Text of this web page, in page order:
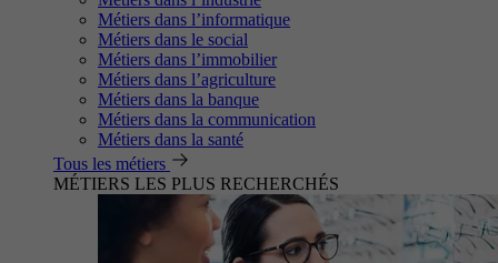
Métiers dans l’informatique
Métiers dans le social
Métiers dans l’immobilier
Métiers dans l’agriculture
Métiers dans la banque
Métiers dans la communication
Métiers dans la santé
Tous les métiers
MÉTIERS LES PLUS RECHERCHÉS